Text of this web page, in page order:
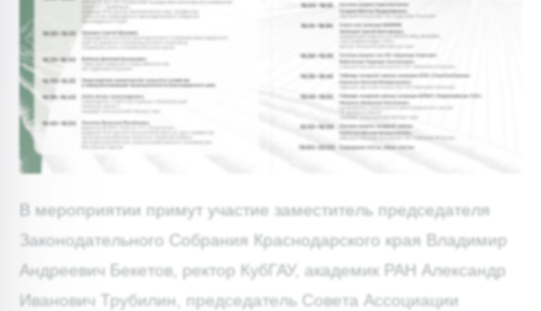
В мероприятии примут участие заместитель председателя
Законодательного Собрания Краснодарского края Владимир
Андреевич Бекетов, ректор КубГАУ, академик РАН Александр
Иванович Трубилин, председатель Совета Ассоциации